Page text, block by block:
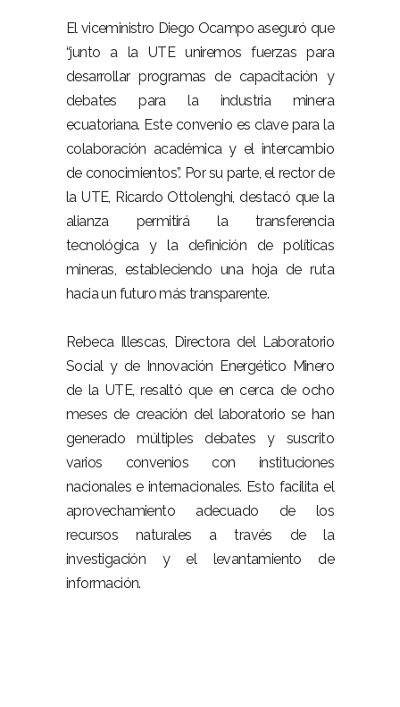
El viceministro Diego Ocampo aseguró que
“junto a la UTE uniremos fuerzas para
desarrollar programas de capacitación y
debates para la industria minera
ecuatoriana. Este convenio es clave para la
colaboración académica y el intercambio
de conocimientos”. Por su parte, el rector de
la UTE, Ricardo Ottolenghi, destacó que la
alianza permitirá la transferencia
tecnológica y la definición de políticas
mineras, estableciendo una hoja de ruta
hacia un futuro más transparente.
Rebeca Illescas, Directora del Laboratorio
Social y de Innovación Energético Minero
de la UTE, resaltó que en cerca de ocho
meses de creación del laboratorio se han
generado múltiples debates y suscrito
varios convenios con instituciones
nacionales e internacionales. Esto facilita el
aprovechamiento adecuado de los
recursos naturales a través de la
investigación y el levantamiento de
información.